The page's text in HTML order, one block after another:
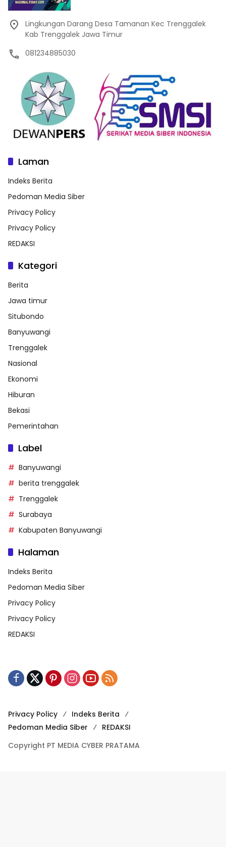
Lingkungan Darang Desa Tamanan Kec Trenggalek
Kab Trenggalek Jawa Timur
081234885030
Laman
Indeks Berita
Pedoman Media Siber
Privacy Policy
Privacy Policy
REDAKSI
Kategori
Berita
Jawa timur
Situbondo
Banyuwangi
Trenggalek
Nasional
Ekonomi
Hiburan
Bekasi
Pemerintahan
Label
Banyuwangi
berita trenggalek
Trenggalek
Surabaya
Kabupaten Banyuwangi
Halaman
Indeks Berita
Pedoman Media Siber
Privacy Policy
Privacy Policy
REDAKSI
Privacy Policy
Indeks Berita
Pedoman Media Siber
REDAKSI
Copyright PT MEDIA CYBER PRATAMA